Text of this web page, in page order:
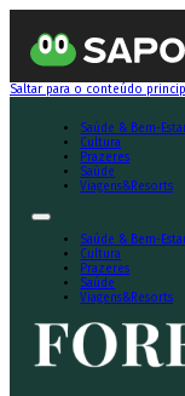
Saltar para o conteúdo
Saúde & Bem-
Cultura
Prazeres
Saúde
Viagens&Resorts
Saúde & Bem-
Cultura
Prazeres
Saúde
Viagens&Resorts